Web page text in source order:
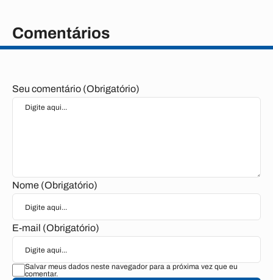
Comentários
Seu comentário (Obrigatório)
Nome (Obrigatório)
E-mail (Obrigatório)
Salvar meus dados neste navegador para a próxima vez que eu
comentar.